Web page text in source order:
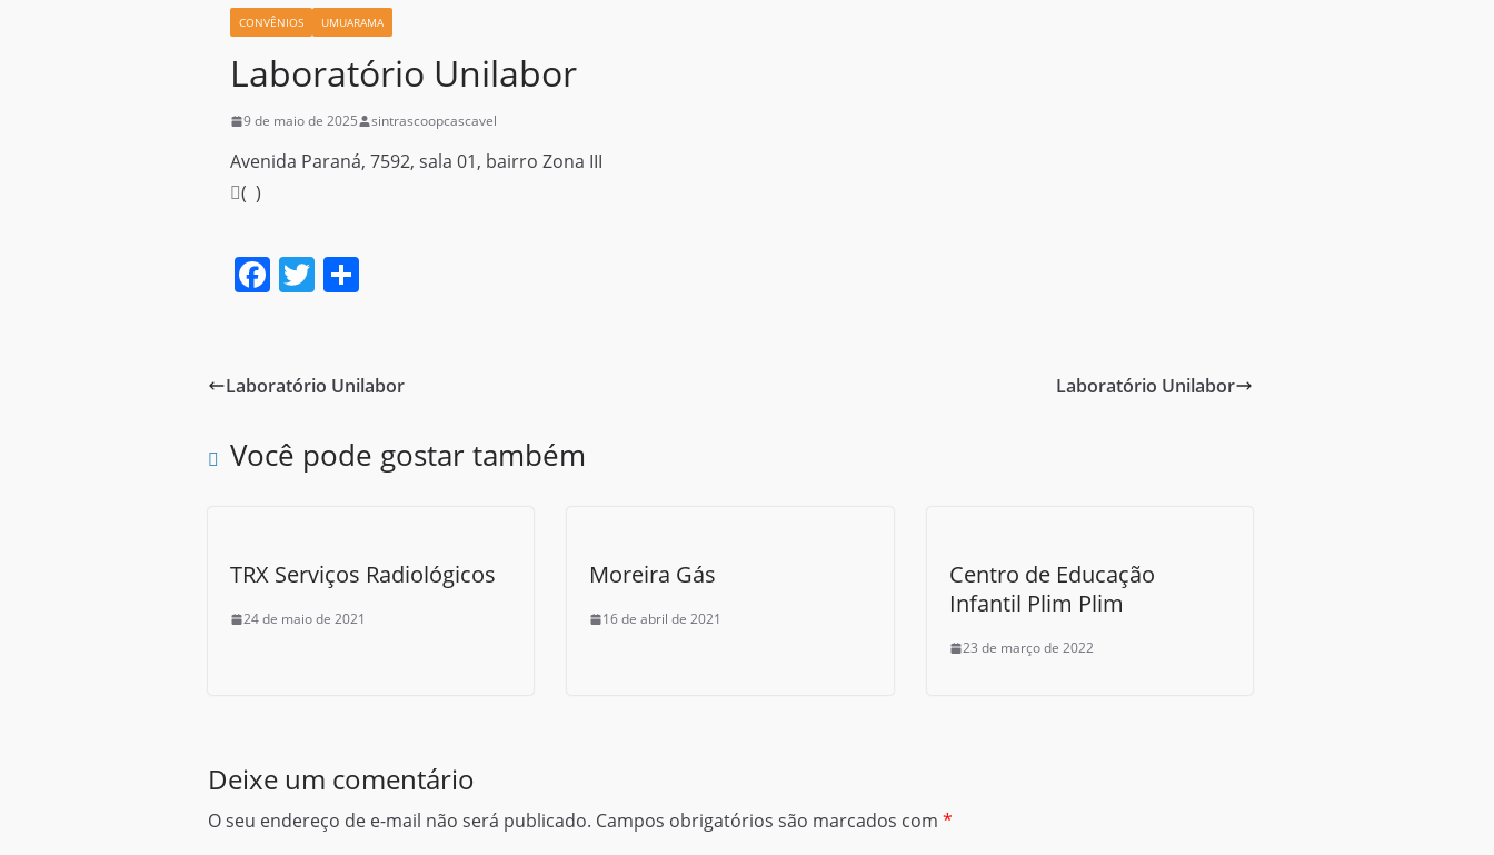
CONVÊNIOS UMUARAMA
Laboratório Unilabor
9 de maio de 2025 sintrascoopcascavel
Avenida Paraná, 7592, sala 01, bairro Zona III
( )
F
e
o
T
er
S
e
Laboratório Unilabor Laboratório Unilabor
Você pode gostar também
TRX Serviços Radiológicos
24 de maio de 2021
Moreira Gás
16 de abril de 2021
Centro de Educação
Infantil Plim Plim
23 de março de 2022
Deixe um comentário
O seu endereço de e-mail não será publicado. Campos obrigatórios são marcados com *